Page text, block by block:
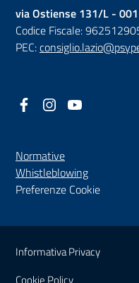
via Ostiense 131/L -
Codice Fiscale:
PEC:
Facebook
(nuova scheda - new
Instagram
(nuova scheda -
Normative
Whistleblowing(nuova
Preferenze Cookie
Sezione Link
Informativa Privacy
Cookie Policy